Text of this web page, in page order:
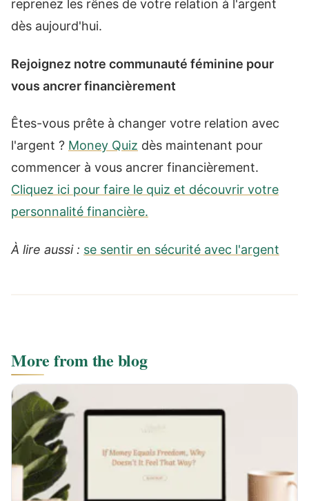
reprenez les rênes de votre relation à l'argent
dès aujourd'hui.
Rejoignez notre communauté féminine pour
vous ancrer financièrement
Êtes-vous prête à changer votre relation avec
l'argent ? Money Quiz dès maintenant pour
commencer à vous ancrer financièrement.
Cliquez ici pour faire le quiz et découvrir votre
personnalité financière.
À lire aussi : se sentir en sécurité avec l'argent
More from the blog